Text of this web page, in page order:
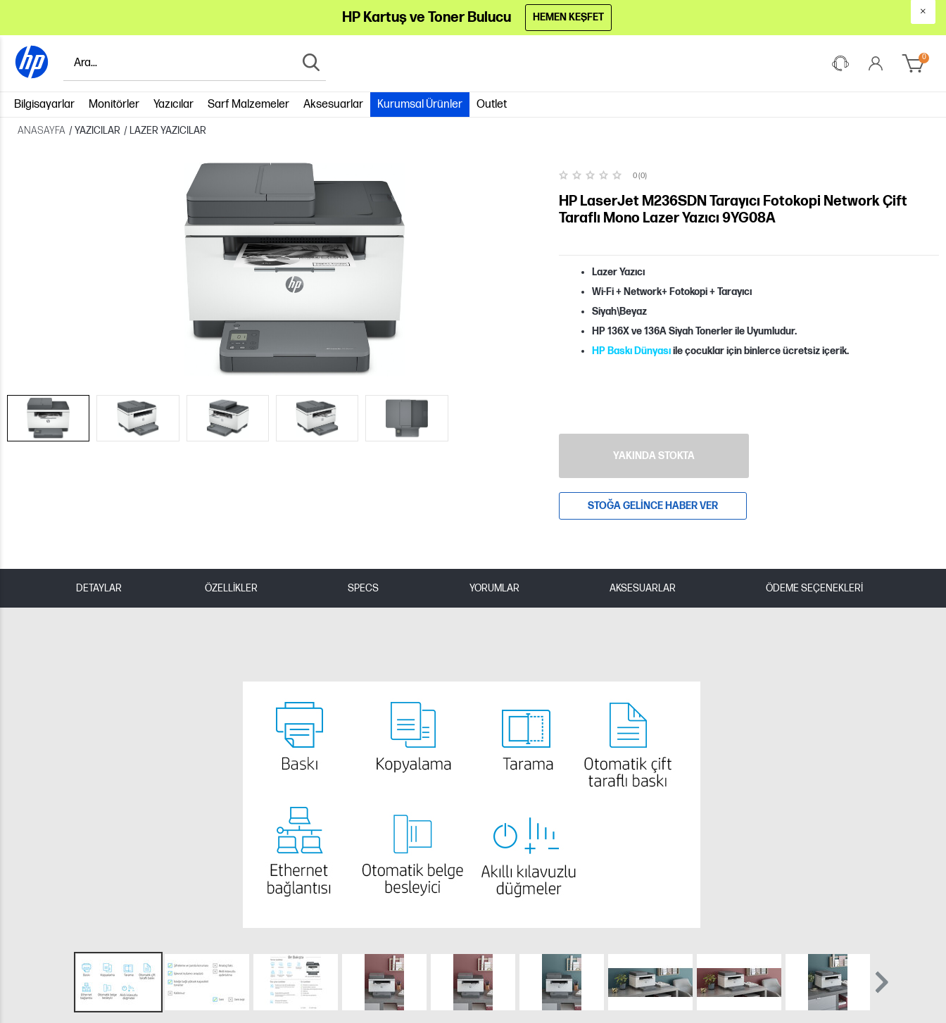
HP Kartuş ve Toner Bulucu HEMEN KEŞFET ×
0
Bilgisayarlar Monitörler Yazıcılar Sarf Malzemeler Aksesuarlar Kurumsal Ürünler Outlet
ANASAYFA /YAZICILAR / LAZER YAZICILAR
0 (0)
HP LaserJet M236SDN Tarayıcı Fotokopi Network Çift
Taraflı Mono Lazer Yazıcı 9YG08A
Lazer Yazıcı
Wi-Fi + Network+ Fotokopi + Tarayıcı
Siyah\Beyaz
HP 136X ve 136A Siyah Tonerler ile Uyumludur.
HP Baskı Dünyasıile çocuklar için binlerce ücretsiz içerik.
YAKINDA STOKTA
STOĞA GELINCE HABER VER
DETAYLAR ÖZELLİKLER SPECS YORUMLAR AKSESUARLAR ÖDEME SEÇENEKLERI